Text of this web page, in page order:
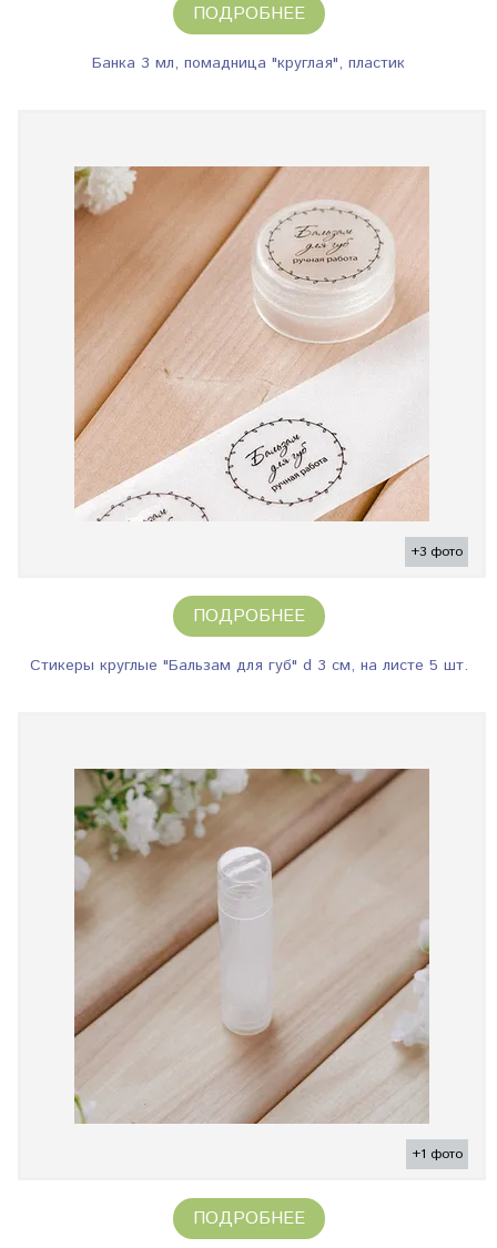
ПОДРОБНЕЕ
Банка 3 мл, помадница "круглая", пластик
+3 фото
ПОДРОБНЕЕ
Стикеры круглые "Бальзам для губ" d 3 см, на листе 5 шт.
+1 фото
ПОДРОБНЕЕ